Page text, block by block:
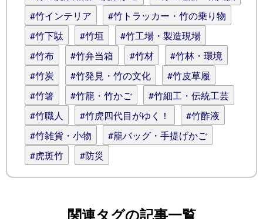
#竹インテリア
#竹トラッカー・竹の乗り物
#竹下駄
#竹垣
#竹工場・製造現場
#竹布
#竹弁当箱 #竹材
#竹林・環境
#竹炭
#竹発見・竹の文化
#竹皮草履
#竹箸
#竹籠・竹かご
#竹細工・伝統工芸
#竹職人
#竹虎四代目がゆく！
#竹酢液
#竹雑貨・小物
#籠バッグ・手提げかご
#虎斑竹
#防災
関連タグの記事一覧